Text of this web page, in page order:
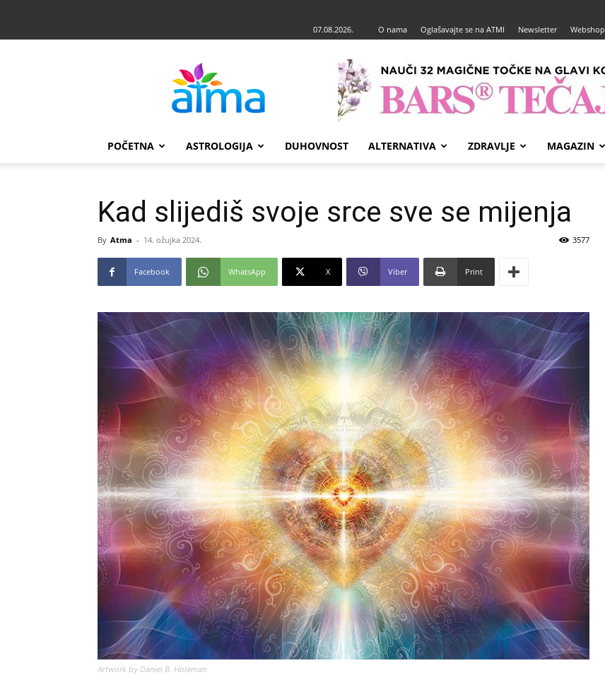
07.08.2026. O nama Oglašavajte se na ATMI Newsletter Webshop
POČETNA ASTROLOGIJA DUHOVNOST ALTERNATIVA ZDRAVLJE MAGAZIN
Kad slijediš svoje srce sve se mijenja
By Atma - 14. ožujka 2024. 3577
Facebook WhatsApp X Viber Print
Artwork by Daniel B. Holeman